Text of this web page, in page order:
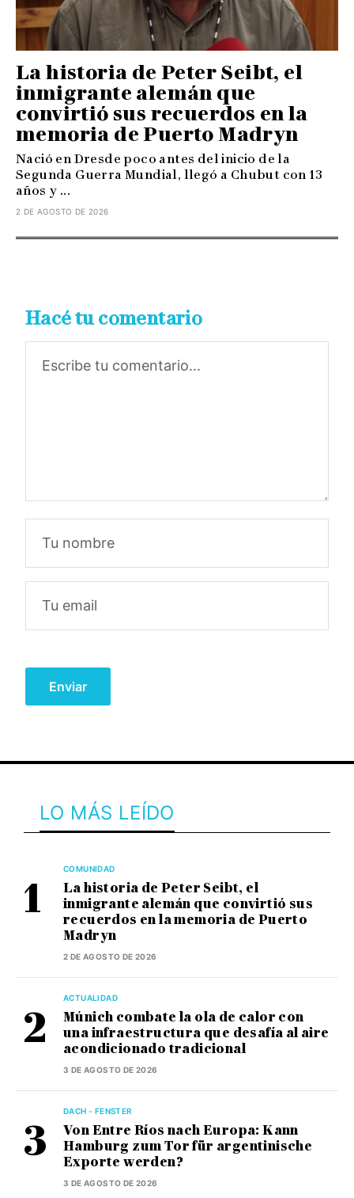
La historia de Peter Seibt, el
inmigrante alemán que
convirtió sus recuerdos en la
memoria de Puerto Madryn
Nació en Dresde poco antes del inicio de la
Segunda Guerra Mundial, llegó a Chubut con 13
años y ...
2 DE AGOSTO DE 2026
Hacé tu comentario
LO MÁS LEÍDO
COMUNIDAD
La historia de Peter Seibt, el
inmigrante alemán que convirtió sus
recuerdos en la memoria de Puerto
Madryn
2 DE AGOSTO DE 2026
ACTUALIDAD
Múnich combate la ola de calor con
una infraestructura que desafía al aire
acondicionado tradicional
3 DE AGOSTO DE 2026
DACH - FENSTER
Von Entre Ríos nach Europa: Kann
Hamburg zum Tor für argentinische
Exporte werden?
3 DE AGOSTO DE 2026